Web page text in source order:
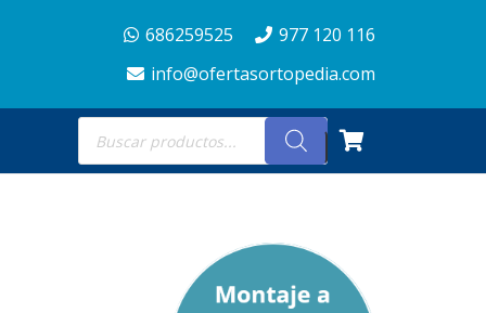
686259525
977 120 116
info@ofertasortopedia.com
Búsqueda
de
productos